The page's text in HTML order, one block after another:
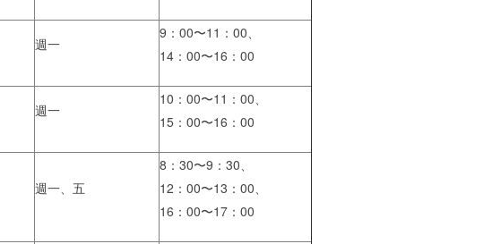
週一
9：00〜11：00、
14：00〜16：00
週一
10：00〜11：00、
15：00〜16：00
週一、五
8：30〜9：30、
12：00〜13：00、
16：00〜17：00